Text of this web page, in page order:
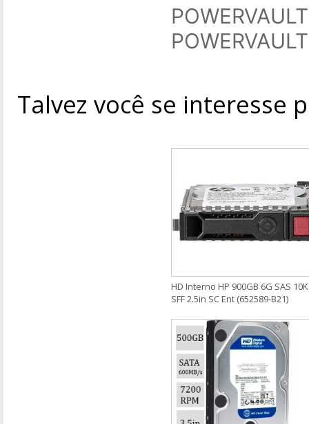
Talvez você se interesse
HD Interno HP 900GB 6G SAS 10K
SFF 2.5in SC Ent (652589-B21)